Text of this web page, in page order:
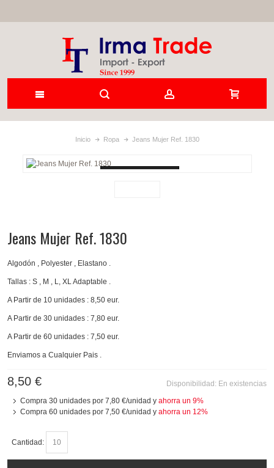
Inicio Ropa Jeans Mujer Ref. 1830
Jeans Mujer Ref. 1830
Algodón , Polyester , Elastano .
Tallas : S , M , L, XL Adaptable .
A Partir de 10 unidades : 8,50 eur.
A Partir de 30 unidades : 7,80 eur.
A Partir de 60 unidades : 7,50 eur.
Enviamos a Cualquier Pais .
Disponibilidad: En existencias
8,50 €
Compra 30 unidades por 7,80 €/unidad y ahorra un 9%
Compra 60 unidades por 7,50 €/unidad y ahorra un 12%
Cantidad: